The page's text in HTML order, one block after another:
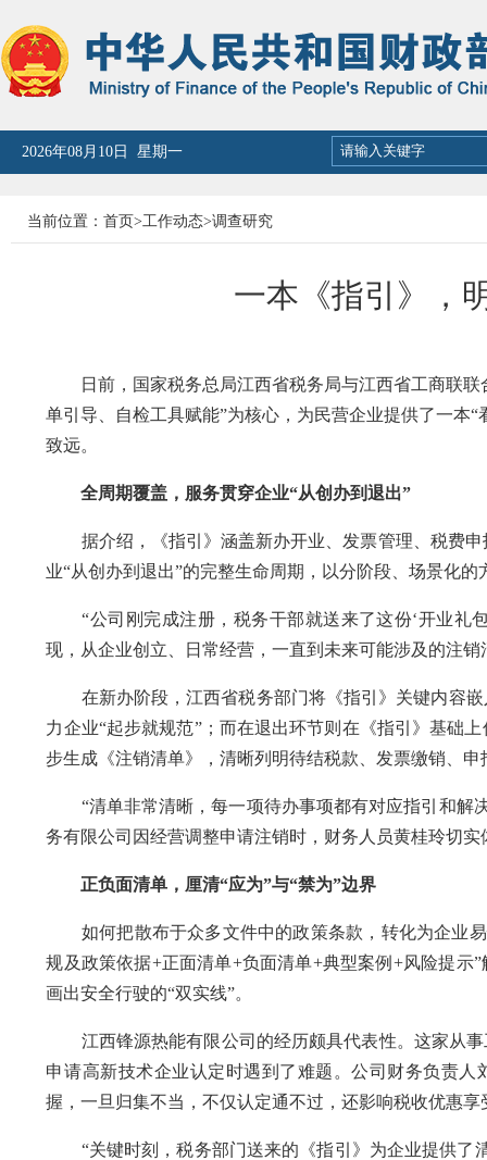
2026年08月10日 星期一
当前位置： 首页>工作动态>调查研究
一本《指引》，
日前，国家税务总局江西省税务局与江西省工商联联
单引导、自检工具赋能”为核心，为民营企业提供了一本
致远。
全周期覆盖，服务贯穿企业“从创办到退出”
据介绍，《指引》涵盖新办开业、发票管理、税费申
业“从创办到退出”的完整生命周期，以分阶段、场景化
“公司刚完成注册，税务干部就送来了这份‘开业礼
现，从企业创立、日常经营，一直到未来可能涉及的注
在新办阶段，江西省税务部门将《指引》关键内容嵌
力企业“起步就规范”；而在退出环节则在《指引》基础
步生成《注销清单》，清晰列明待结税款、发票缴销、申
“清单非常清晰，每一项待办事项都有对应指引和解
务有限公司因经营调整申请注销时，财务人员黄桂玲切
正负面清单，厘清“应为”与“禁为”边界
如何把散布于众多文件中的政策条款，转化为企业易
规及政策依据+正面清单+负面清单+典型案例+风险提示
画出安全行驶的“双实线”。
江西锋源热能有限公司的经历颇具代表性。这家从事
申请高新技术企业认定时遇到了难题。公司财务负责
握，一旦归集不当，不仅认定通不过，还影响税收优惠
“关键时刻，税务部门送来的《指引》为企业提供了